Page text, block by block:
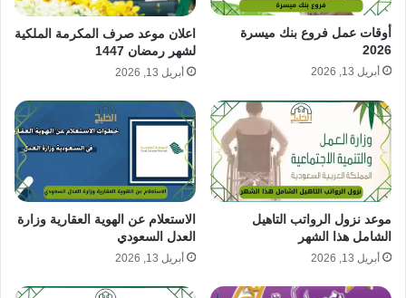
أوقات عمل فروع بنك ميسرة
2026
أبريل 13, 2026
اعلان موعد صرف المكرمة الملكية
لشهر رمضان 1447
أبريل 13, 2026
موعد نزول الرواتب التاهيل
الشامل هذا الشهر
أبريل 13, 2026
الاستعلام عن الهوية العقارية وزارة
العدل السعودي
أبريل 13, 2026